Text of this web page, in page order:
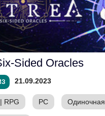
Sided Oracles
21.09.2023
| RPG PC Одиночная